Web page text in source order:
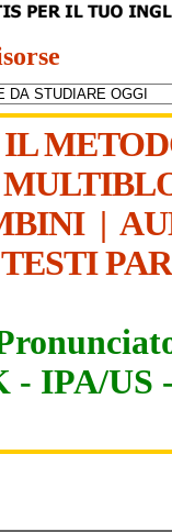
IL
|
TESTI
- IPA/US